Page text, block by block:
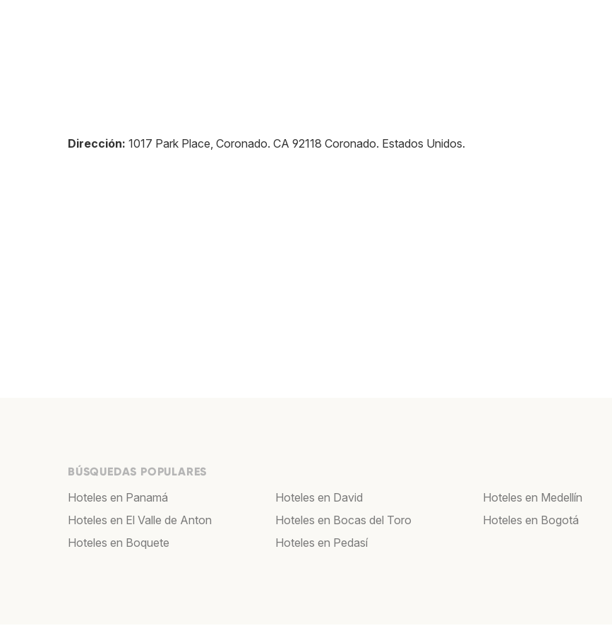
Dirección: 1017 Park Place, Coronado. CA 92118 Coronado. Estados Unidos.
BÚSQUEDAS POPULARES
Hoteles en Panamá
Hoteles en El Valle de Anton
Hoteles en Boquete
Hoteles en David
Hoteles en Bocas del Toro
Hoteles en Pedasí
Hoteles en Medellín
Hoteles en Bogotá